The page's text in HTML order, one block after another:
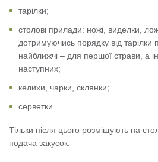
тарілки;
столові прилади: ножі, виделки,
дотримуючись порядку від тарілки
найближчі – для першої страви, а
наступних;
келихи, чарки, склянки;
серветки.
Тільки після цього розміщують на
подача закусок.